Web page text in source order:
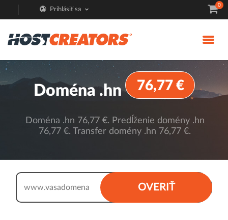
Prihlásiť sa
0
Doména .hn 76,77 €
Doména .hn 76,77 €. Predĺženie domény .hn
76,77 €. Transfer domény .hn 76,77 €.
OVERIŤ
www.